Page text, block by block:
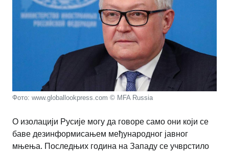
Фото: www.globallookpress.com © MFA Russia
О изолацији Русије могу да говоре само они који се
баве дезинформисањем међународног јавног
мњења. Последњих година на Западу се учврстило